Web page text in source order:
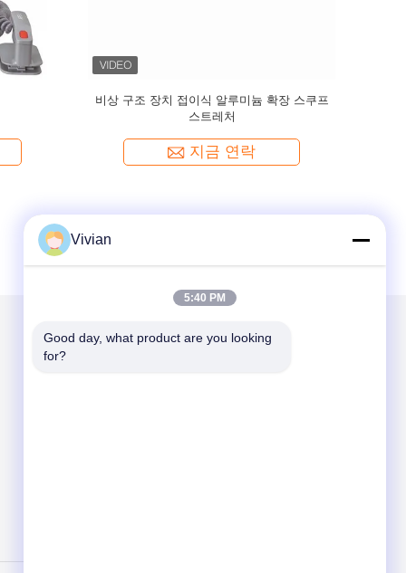
의료 비상 이동 수압 스트레이커
지금 연락
우리를 메일
Vivian
5:40 PM
Good day, what product are you looking
for?